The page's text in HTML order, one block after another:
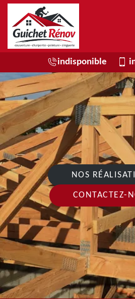
indisponible
NOS
CONTACTEZ-